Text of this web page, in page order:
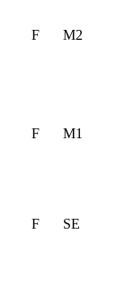
F M2
F M1
F SE